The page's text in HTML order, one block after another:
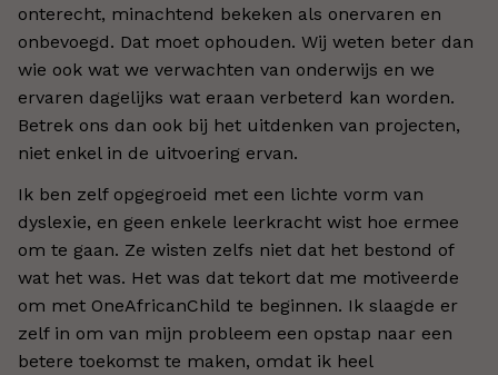
onterecht, minachtend bekeken als onervaren en
onbevoegd. Dat moet ophouden. Wij weten beter dan
wie ook wat we verwachten van onderwijs en we
ervaren dagelijks wat eraan verbeterd kan worden.
Betrek ons dan ook bij het uitdenken van projecten,
niet enkel in de uitvoering ervan.
Ik ben zelf opgegroeid met een lichte vorm van
dyslexie, en geen enkele leerkracht wist hoe ermee
om te gaan. Ze wisten zelfs niet dat het bestond of
wat het was. Het was dat tekort dat me motiveerde
om met OneAfricanChild te beginnen. Ik slaagde er
zelf in om van mijn probleem een opstap naar een
betere toekomst te maken, omdat ik heel